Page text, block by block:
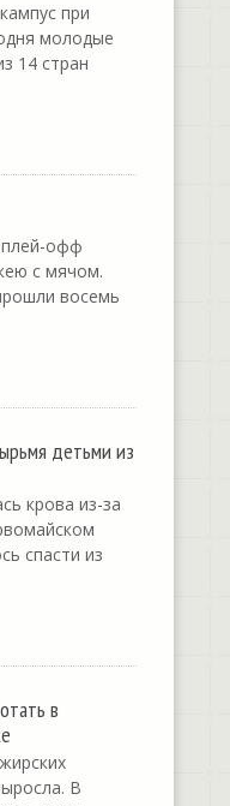
при
молодые
14 стран
плей-офф
с мячом.
восемь
детьми из
крова из-за
спасти из
в
В